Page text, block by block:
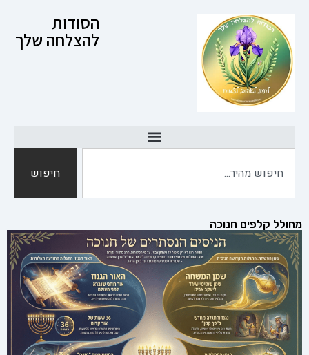
הסודות
להצלחה שלך
חיפוש
מחולל קלפים חנוכה